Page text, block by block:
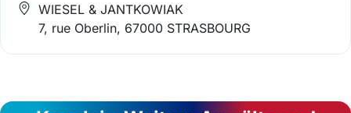
WIESEL & JANTKOWIAK
7, rue Oberlin, 67000 STRASBOURG